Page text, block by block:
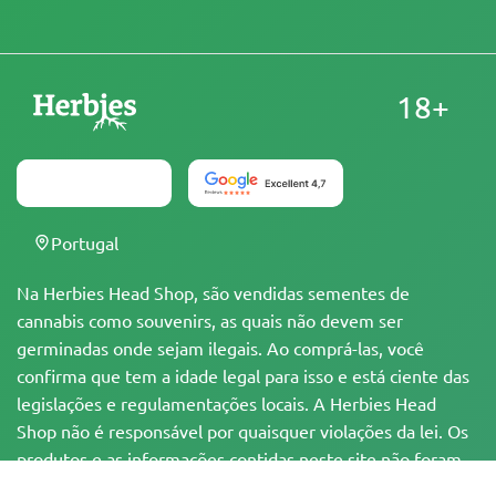
Na Herbies Head Shop, são vendidas sementes de
cannabis como souvenirs, as quais não devem ser
germinadas onde sejam ilegais. Ao comprá-las, você
confirma que tem a idade legal para isso e está ciente das
legislações e regulamentações locais. A Herbies Head
Shop não é responsável por quaisquer violações da lei. Os
produtos e as informações contidas neste site não foram
18+
Portugal